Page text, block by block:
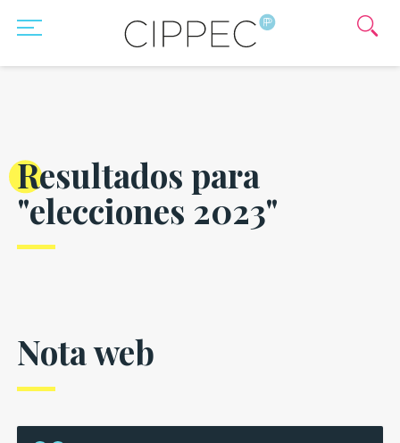
Resultados para
"elecciones 2023"
Nota web